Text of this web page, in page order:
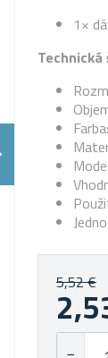
1×
5,52 €